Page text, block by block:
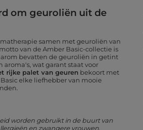
om geuroliën uit de
samen met geuroliën van
van de Amber Basic-collectie is
bevatten de geuroliën in getint
wat garant staat voor
rijke palet van geuren bekoort met
elke liefhebber van mooie
worden gebruikt in de buurt van
en zwangere vrouwen.